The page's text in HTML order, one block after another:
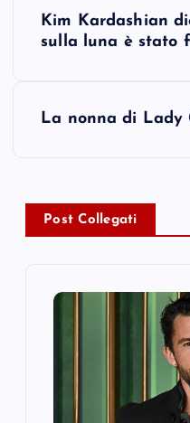
Kim Kardashian
sulla luna è stato
La nonna di Lady
Post Collegati